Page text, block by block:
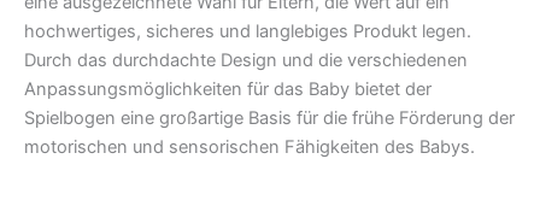
hochwertiges, sicheres und langlebiges Produkt legen.
Durch das durchdachte Design und die verschiedenen
Anpassungsmöglichkeiten für das Baby bietet der
Spielbogen eine großartige Basis für die frühe Förderung der
motorischen und sensorischen Fähigkeiten des Babys.